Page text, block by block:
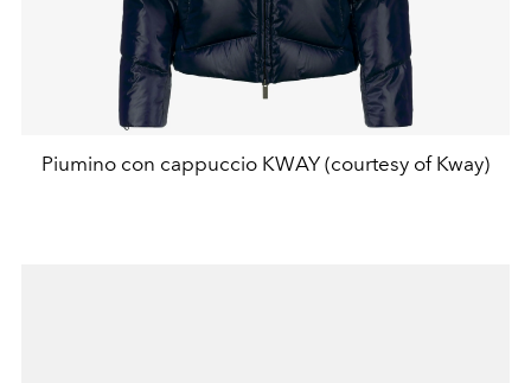
Piumino con cappuccio KWAY (courtesy of Kway)